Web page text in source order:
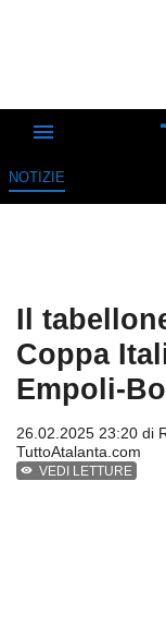
NOTIZIE
Il
Coppa
Empoli-
26.02.2025 23:20 di
TuttoAtalanta.com
VEDI LETTURE